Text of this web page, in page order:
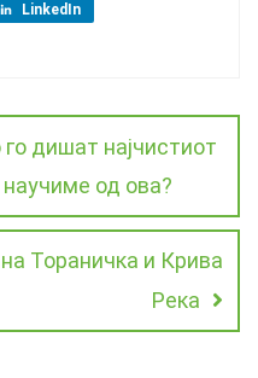
LinkedIn
го дишат најчистиот
од ова?
Тораничка и Крива
Река